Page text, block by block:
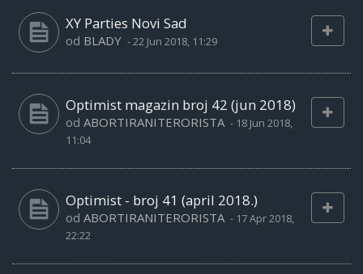
XY Parties Novi Sad
od BLADY -22 Jun 2018, 11:29
Optimist magazin broj 42 (jun 2018)
od ABORTIRANITERORISTA - 18 Jun 2018,
11:04
Optimist - broj 41 (april 2018.)
od ABORTIRANITERORISTA - 17 Apr 2018,
22:22